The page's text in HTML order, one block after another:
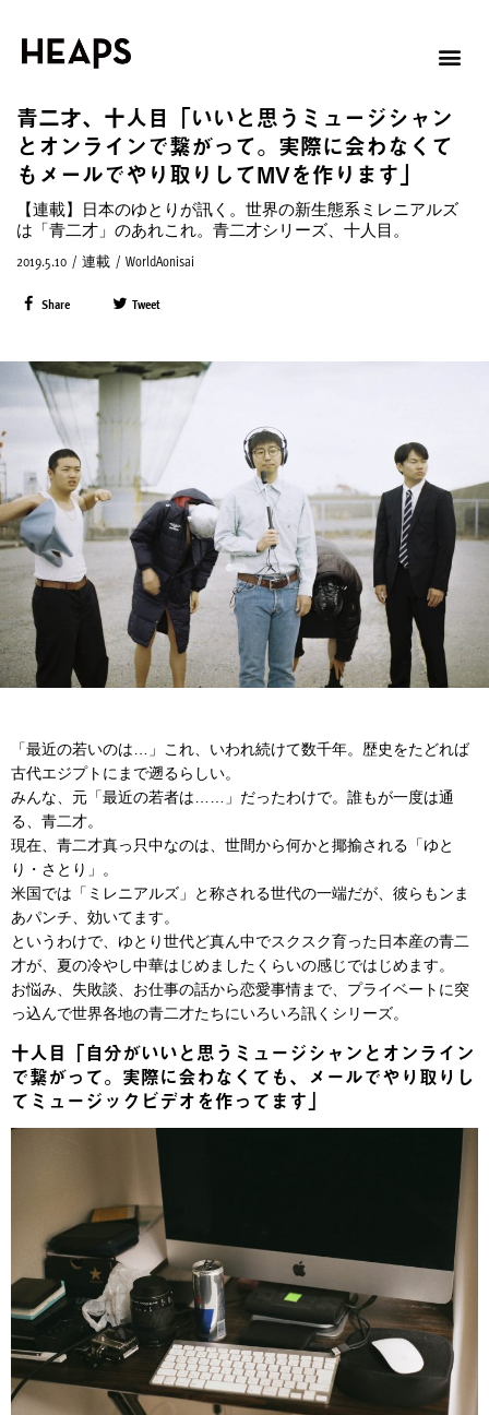
青二才、十人目「いいと思うミュージシャン
とオンラインで繋がって。実際に会わなくて
もメールでやり取りしてMVを作ります」
【連載】日本のゆとりが訊く。世界の新生態系ミレニアルズ
は「青二才」のあれこれ。青二才シリーズ、十人目。
2019.5.10 / 連載 / WorldAonisai
Share Tweet
「最近の若いのは…」これ、いわれ続けて数千年。歴史をたどれば
古代エジプトにまで遡るらしい。
みんな、元「最近の若者は……」だったわけで。誰もが一度は通
る、青二才。
現在、青二才真っ只中なのは、世間から何かと揶揄される「ゆと
り・さとり」。
米国では「ミレニアルズ」と称される世代の一端だが、彼らもンま
あパンチ、効いてます。
というわけで、ゆとり世代ど真ん中でスクスク育った日本産の青二
才が、夏の冷やし中華はじめましたくらいの感じではじめます。
お悩み、失敗談、お仕事の話から恋愛事情まで、プライベートに突
っ込んで世界各地の青二才たちにいろいろ訊くシリーズ。
十人目「自分がいいと思うミュージシャンとオンライン
で繋がって。実際に会わなくても、メールでやり取りし
てミュージックビデオを作ってます」